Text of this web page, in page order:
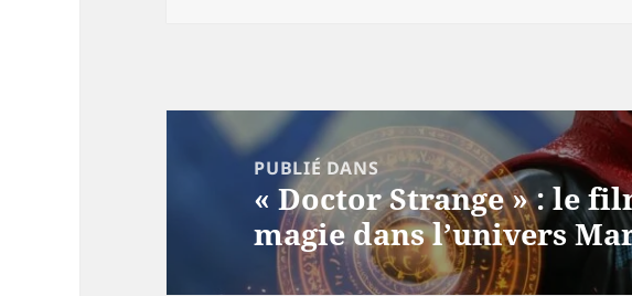
Navigation
PUBLIÉ DANS
« Doctor Strange » : le
magie dans l’univers